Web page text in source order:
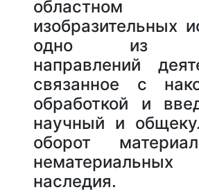
областном
изобразительных
одно из
направлений
связанное с
обработкой и
научный и
оборот
нематериальных
наследия.